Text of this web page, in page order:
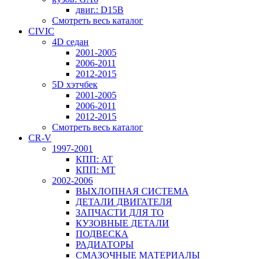
двиг.: D15B
Смотреть весь каталог
CIVIC
4D седан
2001-2005
2006-2011
2012-2015
5D хэтчбек
2001-2005
2006-2011
2012-2015
Смотреть весь каталог
CR-V
1997-2001
КПП: AT
КПП: MT
2002-2006
ВЫХЛОПНАЯ СИСТЕМА
ДЕТАЛИ ДВИГАТЕЛЯ
ЗАПЧАСТИ ДЛЯ ТО
КУЗОВНЫЕ ДЕТАЛИ
ПОДВЕСКА
РАДИАТОРЫ
СМАЗОЧНЫЕ МАТЕРИАЛЫ